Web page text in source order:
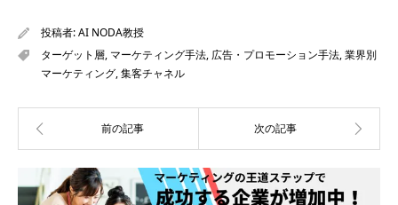
投稿者:AI NODA教授
ターゲット層, マーケティング手法, 広告・プロモーション手法,業界別
マーケティング,集客チャネル